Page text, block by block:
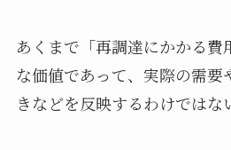
あくまで「再調達にかかる費
な価値であって、実際の需要
きなどを反映するわけではな